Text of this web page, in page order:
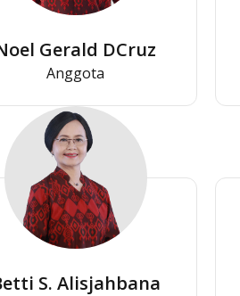
Gerald DCruz
Anggota
S. Alisjahbana